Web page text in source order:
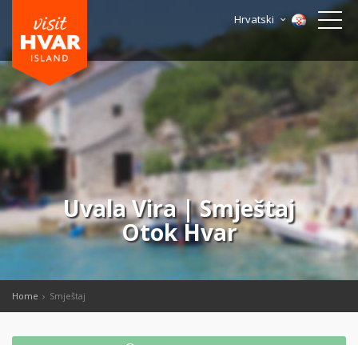
Hrvatski
Uvala Vira | Smještaj
Otok Hvar
Home Smještaj